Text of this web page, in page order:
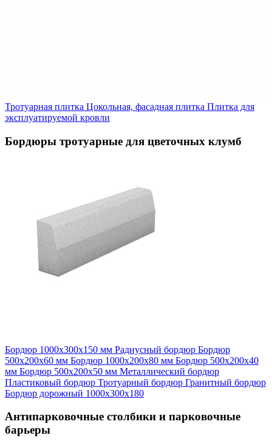
Тротуарная плитка Цокольная, фасадная плитка Плитка для
эксплуатируемой кровли
Бордюры тротуарные для цветочных клумб
Бордюр 1000х300х150 мм Радиусный бордюр Бордюр
500х200х60 мм Бордюр 1000х200х80 мм Бордюр 500х200х40
мм Бордюр 500х200х50 мм Металлический бордюр
Пластиковый бордюр Тротуарный бордюр Гранитный бордюр
Бордюр дорожный 1000х300х180
Антипарковочные столбики и парковочные
барьеры